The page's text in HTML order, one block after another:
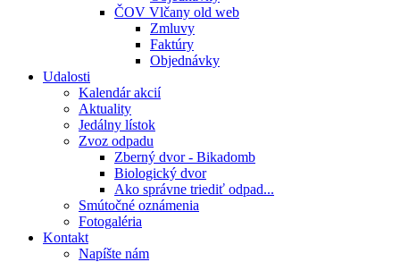
ČOV Vlčany old web
Zmluvy
Faktúry
Objednávky
Udalosti
Kalendár akcií
Aktuality
Jedálny lístok
Zvoz odpadu
Zberný dvor - Bikadomb
Biologický dvor
Ako správne triediť odpad...
Smútočné oznámenia
Fotogaléria
Kontakt
Napíšte nám